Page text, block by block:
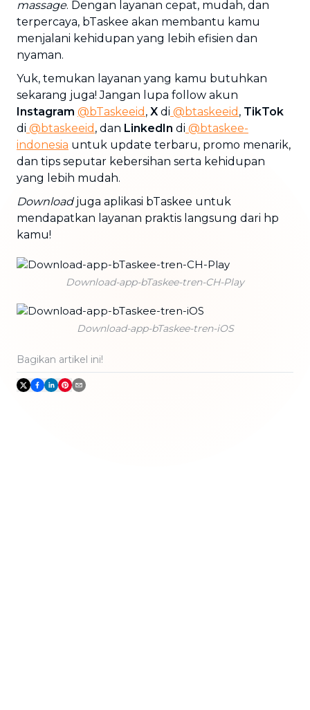
massage. Dengan layanan cepat, mudah, dan
terpercaya, bTaskee akan membantu kamu
menjalani kehidupan yang lebih efisien dan
nyaman.
Yuk, temukan layanan yang kamu butuhkan
sekarang juga! Jangan lupa follow akun
Instagram @bTaskeeid , X di @btaskeeid , TikTok
di @btaskeeid , dan LinkedIn di @btaskee-
indonesia untuk update terbaru, promo menarik,
dan tips seputar kebersihan serta kehidupan
yang lebih mudah.
Downloadjuga aplikasi bTaskee untuk
mendapatkan layanan praktis langsung dari hp
kamu!
Download-app-bTaskee-tren-CH-Play
Download-app-bTaskee-tren-iOS
Bagikan artikel ini!